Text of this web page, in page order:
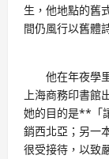
生，他地點的舊
間仍風行以舊體
他在年夜學里
上海商務印書館
她的目的是**「
銷西北亞；另一
很受接待，以致